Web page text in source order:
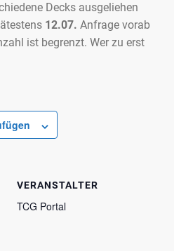
Decks ausgeliehen
12.07. Anfrage vorab
ist begrenzt. Wer zu erst
hinzufügen
VERANSTALTER
TCG Portal